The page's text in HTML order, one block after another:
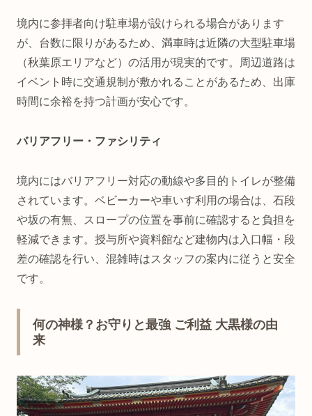
境内に参拝者向け駐車場が設けられる場合があります
が、台数に限りがあるため、満車時は近隣の大型駐車場
（秋葉原エリアなど）の活用が現実的です。周辺道路は
イベント時に交通規制が敷かれることがあるため、出庫
時間に余裕を持つ計画が安心です。
バリアフリー・ファシリティ
境内にはバリアフリー対応の動線や多目的トイレが整備
されています。ベビーカーや車いす利用の場合は、石段
や坂の有無、スロープの位置を事前に確認すると負担を
軽減できます。授与所や資料館など建物内は入口幅・段
差の確認を行い、混雑時はスタッフの案内に従うと安全
です。
何の神様？お守りと最強 ご利益 大黒様の由
来